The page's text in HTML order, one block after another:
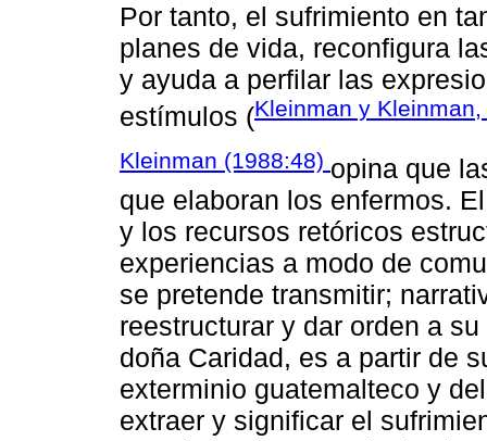
Por tanto, el sufrimiento en
planes de vida, reconfigura
y ayuda a perfilar las
estímulos (Kleinman y
Kleinman (1988:48) opina que
que elaboran los enfermos.
y los recursos retóricos
experiencias a modo de
se pretende transmitir;
reestructurar y dar orden a
doña Caridad, es a partir de
exterminio guatemalteco y
extraer y significar el